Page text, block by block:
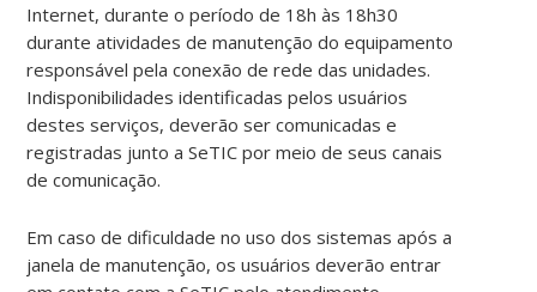
Internet, durante o período de 18h às 18h30
durante atividades de manutenção do equipamento
responsável pela conexão de rede das unidades.
Indisponibilidades identificadas pelos usuários
destes serviços, deverão ser comunicadas e
registradas junto a SeTIC por meio de seus canais
de comunicação.
Em caso de dificuldade no uso dos sistemas após a
janela de manutenção, os usuários deverão entrar